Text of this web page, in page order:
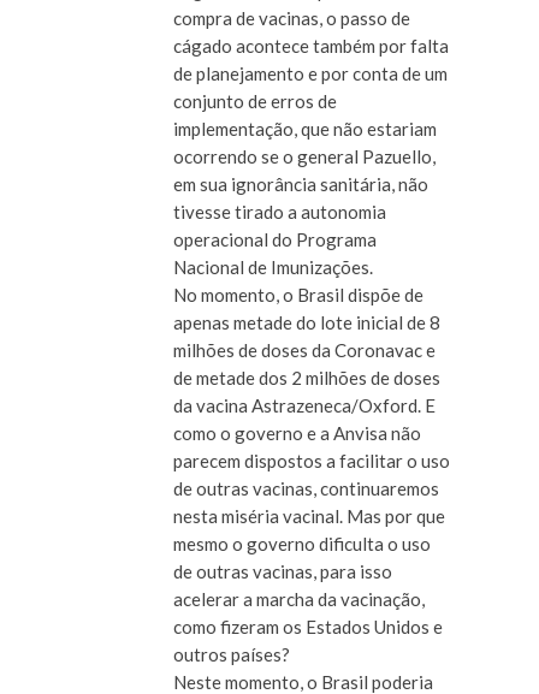
compra de vacinas, o passo de
cágado acontece também por falta
de planejamento e por conta de um
conjunto de erros de
implementação, que não estariam
ocorrendo se o general Pazuello,
em sua ignorância sanitária, não
tivesse tirado a autonomia
operacional do Programa
Nacional de Imunizações.
No momento, o Brasil dispõe de
apenas metade do lote inicial de 8
milhões de doses da Coronavac e
de metade dos 2 milhões de doses
da vacina Astrazeneca/Oxford. E
como o governo e a Anvisa não
parecem dispostos a facilitar o uso
de outras vacinas, continuaremos
nesta miséria vacinal. Mas por que
mesmo o governo dificulta o uso
de outras vacinas, para isso
acelerar a marcha da vacinação,
como fizeram os Estados Unidos e
outros países?
Neste momento, o Brasil poderia